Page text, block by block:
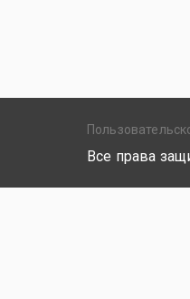
Все права